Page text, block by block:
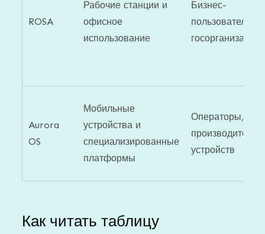
ROSA
Рабочие станции и
офисное
использование
Бизнес-
пользователи,
госорганизации
Aurora
OS
Мобильные
устройства и
специализированные
платформы
Операторы,
производители
устройств
Как читать таблицу